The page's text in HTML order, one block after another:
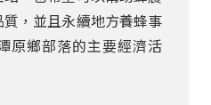
，並且永續地方養蜂事
原鄉部落的主要經濟活